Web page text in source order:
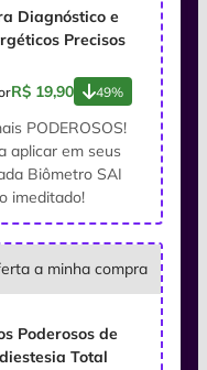
Diagnóstico e
Precisos
R$ 19,90 49%
PODEROSOS!
aplicar em seus
Biômetro SAI
imeditado!
a minha compra
Poderosos de
Total